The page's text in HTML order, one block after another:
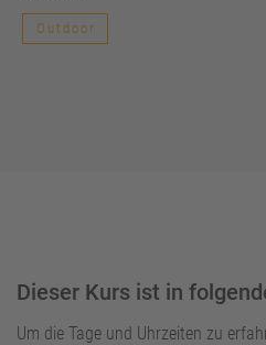
Outdoor
Dieser Kurs ist in
Um die Tage und Uhrzeiten zu